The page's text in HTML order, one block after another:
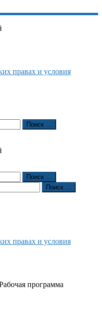
правах и условия
Поиск …
Поиск …
Поиск …
правах и условия
программа